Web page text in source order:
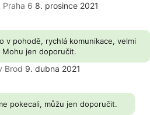
Praha 6 8. prosince 2021
v pohodě, rychlá komunikace, velmi
Mohu jen doporučit.
Brod 9. dubna 2021
pokecali, můžu jen doporučit.